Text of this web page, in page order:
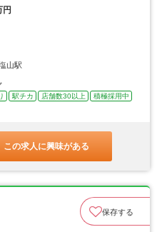
円
山駅
駅チカ 店舗数30以上
積極採用中
この求人に興味がある
保存する